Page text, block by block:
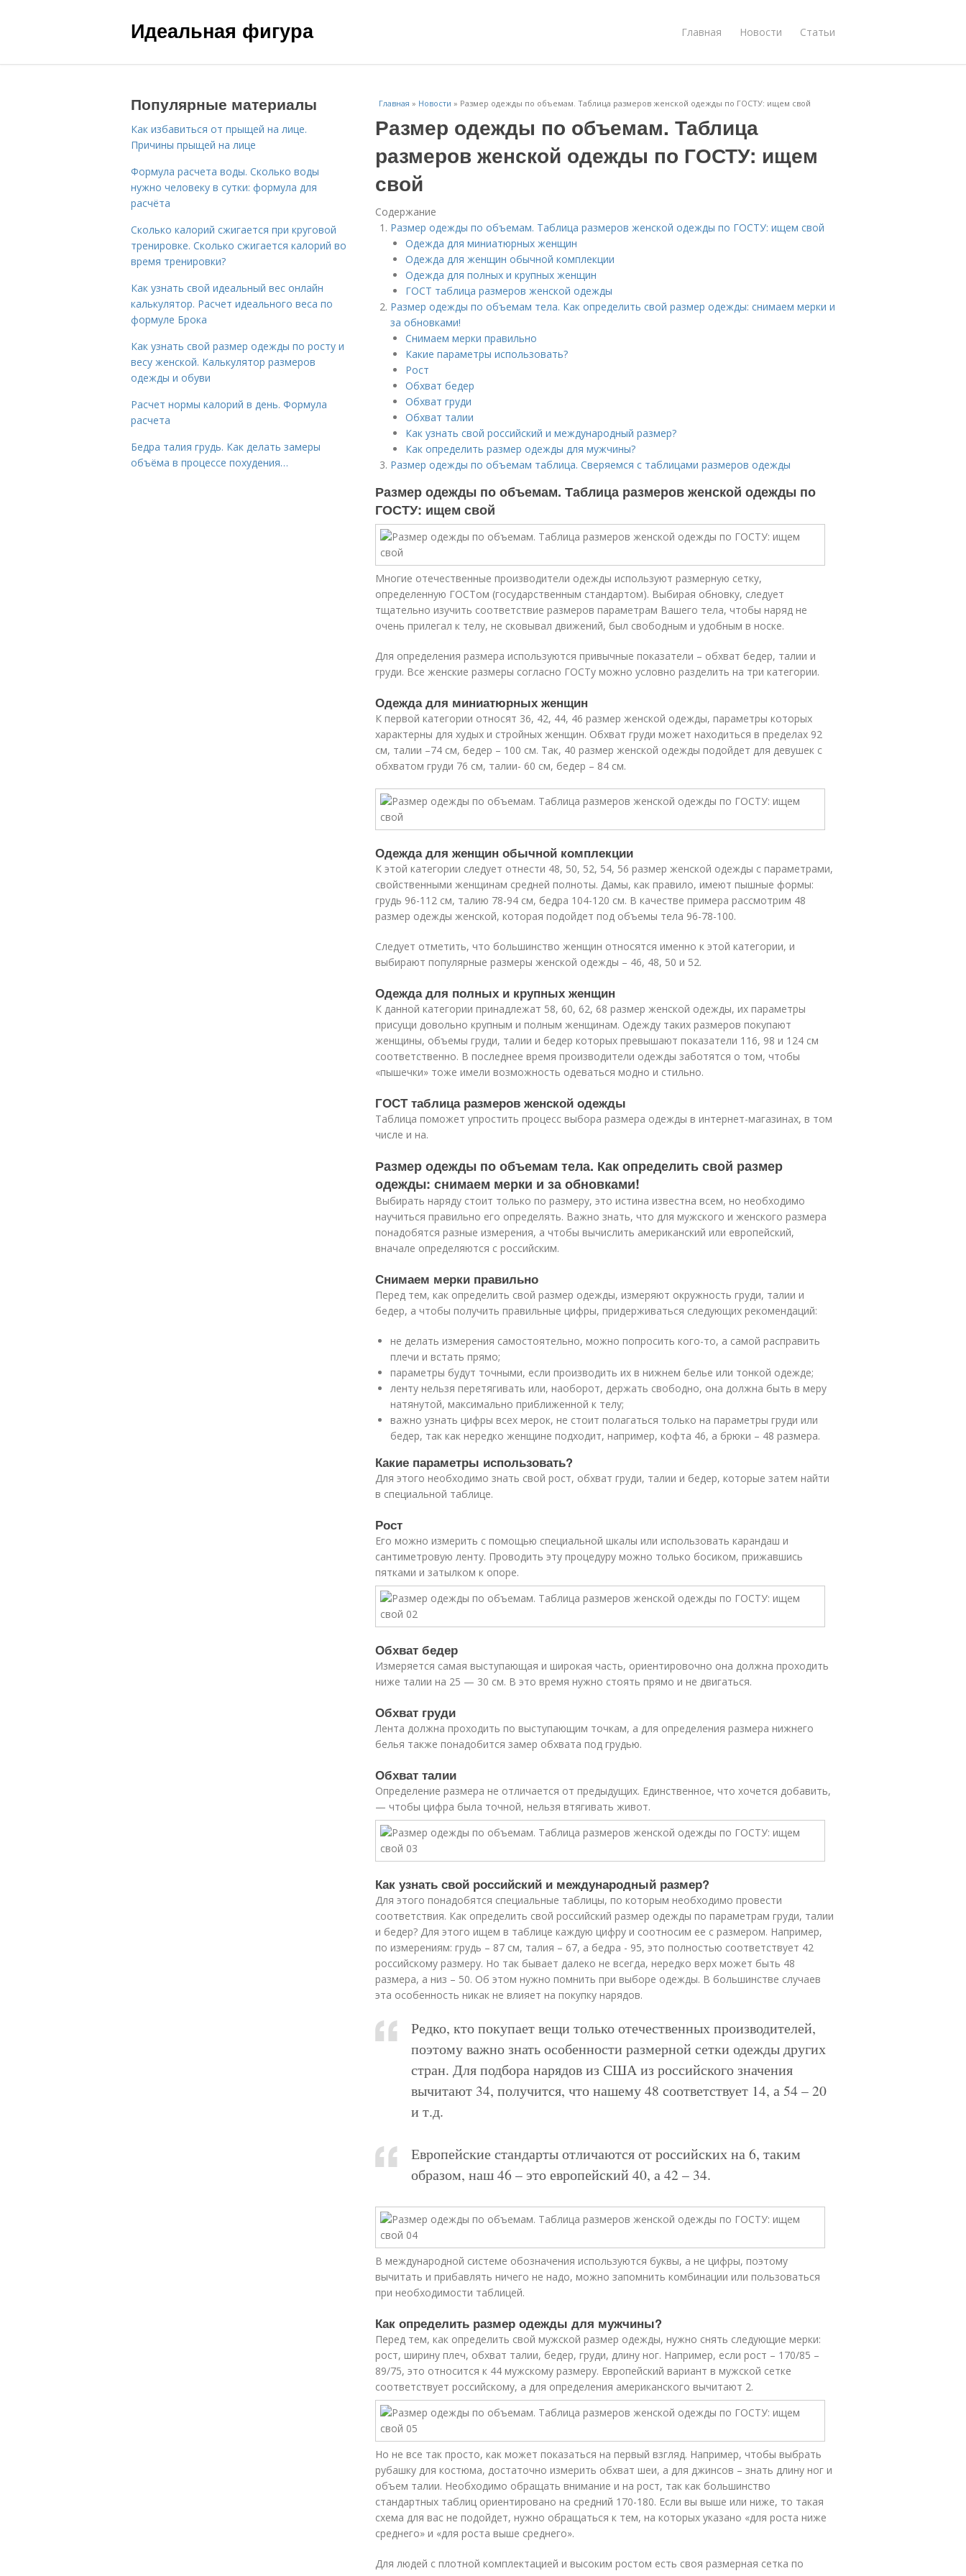
Идеальная фигура Главная Новости Статьи
Главная » Новости » Размер одежды по объемам. Таблица размеров женской одежды по ГОСТУ: ищем свой
Размер одежды по объемам. Таблица
размеров женской одежды по ГОСТУ: ищем
свой
Содержание
Размер одежды по объемам. Таблица размеров женской одежды по ГОСТУ: ищем свой
Одежда для миниатюрных женщин
Одежда для женщин обычной комплекции
Одежда для полных и крупных женщин
ГОСТ таблица размеров женской одежды
Размер одежды по объемам тела. Как определить свой размер одежды: снимаем мерки и
за обновками!
Снимаем мерки правильно
Какие параметры использовать?
Рост
Обхват бедер
Обхват груди
Обхват талии
Как узнать свой российский и международный размер?
Как определить размер одежды для мужчины?
Размер одежды по объемам таблица. Сверяемся с таблицами размеров одежды
Размер одежды по объемам. Таблица размеров женской одежды по
ГОСТУ: ищем свой
Многие отечественные производители одежды используют размерную сетку,
определенную ГОСТом (государственным стандартом). Выбирая обновку, следует
тщательно изучить соответствие размеров параметрам Вашего тела, чтобы наряд не
очень прилегал к телу, не сковывал движений, был свободным и удобным в носке.
Для определения размера используются привычные показатели – обхват бедер, талии и
груди. Все женские размеры согласно ГОСТу можно условно разделить на три категории.
Одежда для миниатюрных женщин
К первой категории относят 36, 42, 44, 46 размер женской одежды, параметры которых
характерны для худых и стройных женщин. Обхват груди может находиться в пределах 92
см, талии –74 см, бедер – 100 см. Так, 40 размер женской одежды подойдет для девушек с
обхватом груди 76 см, талии- 60 см, бедер – 84 см.
Одежда для женщин обычной комплекции
К этой категории следует отнести 48, 50, 52, 54, 56 размер женской одежды с параметрами,
свойственными женщинам средней полноты. Дамы, как правило, имеют пышные формы:
грудь 96-112 см, талию 78-94 см, бедра 104-120 см. В качестве примера рассмотрим 48
размер одежды женской, которая подойдет под объемы тела 96-78-100.
Следует отметить, что большинство женщин относятся именно к этой категории, и
выбирают популярные размеры женской одежды – 46, 48, 50 и 52.
Одежда для полных и крупных женщин
К данной категории принадлежат 58, 60, 62, 68 размер женской одежды, их параметры
присущи довольно крупным и полным женщинам. Одежду таких размеров покупают
женщины, объемы груди, талии и бедер которых превышают показатели 116, 98 и 124 см
соответственно. В последнее время производители одежды заботятся о том, чтобы
«пышечки» тоже имели возможность одеваться модно и стильно.
ГОСТ таблица размеров женской одежды
Таблица поможет упростить процесс выбора размера одежды в интернет-магазинах, в том
числе и на.
Размер одежды по объемам тела. Как определить свой размер
одежды: снимаем мерки и за обновками!
Выбирать наряду стоит только по размеру, это истина известна всем, но необходимо
научиться правильно его определять. Важно знать, что для мужского и женского размера
понадобятся разные измерения, а чтобы вычислить американский или европейский,
вначале определяются с российским.
Снимаем мерки правильно
Перед тем, как определить свой размер одежды, измеряют окружность груди, талии и
бедер, а чтобы получить правильные цифры, придерживаться следующих рекомендаций:
не делать измерения самостоятельно, можно попросить кого-то, а самой расправить
плечи и встать прямо;
параметры будут точными, если производить их в нижнем белье или тонкой одежде;
ленту нельзя перетягивать или, наоборот, держать свободно, она должна быть в меру
натянутой, максимально приближенной к телу;
важно узнать цифры всех мерок, не стоит полагаться только на параметры груди или
бедер, так как нередко женщине подходит, например, кофта 46, а брюки – 48 размера.
Какие параметры использовать?
Для этого необходимо знать свой рост, обхват груди, талии и бедер, которые затем найти
в специальной таблице.
Рост
Его можно измерить с помощью специальной шкалы или использовать карандаш и
сантиметровую ленту. Проводить эту процедуру можно только босиком, прижавшись
пятками и затылком к опоре.
Обхват бедер
Измеряется самая выступающая и широкая часть, ориентировочно она должна проходить
ниже талии на 25 — 30 см. В это время нужно стоять прямо и не двигаться.
Обхват груди
Лента должна проходить по выступающим точкам, а для определения размера нижнего
белья также понадобится замер обхвата под грудью.
Обхват талии
Определение размера не отличается от предыдущих. Единственное, что хочется добавить,
— чтобы цифра была точной, нельзя втягивать живот.
Как узнать свой российский и международный размер?
Для этого понадобятся специальные таблицы, по которым необходимо провести
соответствия. Как определить свой российский размер одежды по параметрам груди, талии
и бедер? Для этого ищем в таблице каждую цифру и соотносим ее с размером. Например,
по измерениям: грудь – 87 см, талия – 67, а бедра - 95, это полностью соответствует 42
российскому размеру. Но так бывает далеко не всегда, нередко верх может быть 48
размера, а низ – 50. Об этом нужно помнить при выборе одежды. В большинстве случаев
эта особенность никак не влияет на покупку нарядов.
Редко, кто покупает вещи только отечественных производителей,
поэтому важно знать особенности размерной сетки одежды других
стран. Для подбора нарядов из США из российского значения
вычитают 34, получится, что нашему 48 соответствует 14, а 54 – 20
и т.д.
Европейские стандарты отличаются от российских на 6, таким
образом, наш 46 – это европейский 40, а 42 – 34.
В международной системе обозначения используются буквы, а не цифры, поэтому
вычитать и прибавлять ничего не надо, можно запомнить комбинации или пользоваться
при необходимости таблицей.
Как определить размер одежды для мужчины?
Перед тем, как определить свой мужской размер одежды, нужно снять следующие мерки:
рост, ширину плеч, обхват талии, бедер, груди, длину ног. Например, если рост – 170/85 –
89/75, это относится к 44 мужскому размеру. Европейский вариант в мужской сетке
соответствует российскому, а для определения американского вычитают 2.
Но не все так просто, как может показаться на первый взгляд. Например, чтобы выбрать
рубашку для костюма, достаточно измерить обхват шеи, а для джинсов – знать длину ног и
объем талии. Необходимо обращать внимание и на рост, так как большинство
стандартных таблиц ориентировано на средний 170-180. Если вы выше или ниже, то такая
схема для вас не подойдет, нужно обращаться к тем, на которых указано «для роста ниже
среднего» и «для роста выше среднего».
Для людей с плотной комплектацией и высоким ростом есть своя размерная сетка по
Популярные материалы
Как избавиться от прыщей на лице.
Причины прыщей на лице
Формула расчета воды. Сколько воды
нужно человеку в сутки: формула для
расчёта
Сколько калорий сжигается при круговой
тренировке. Сколько сжигается калорий во
время тренировки?
Как узнать свой идеальный вес онлайн
калькулятор. Расчет идеального веса по
формуле Брока
Как узнать свой размер одежды по росту и
весу женской. Калькулятор размеров
одежды и обуви
Расчет нормы калорий в день. Формула
расчета
Бедра талия грудь. Как делать замеры
объёма в процессе похудения…